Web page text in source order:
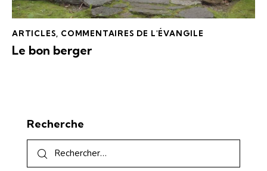
ARTICLES COMMENTAIRES DE L'ÉVANGILE
Le bon berger
Recherche